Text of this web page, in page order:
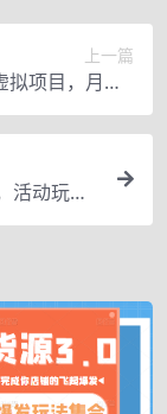
上一篇
项目，月入1
W+复盘大解析
活动玩